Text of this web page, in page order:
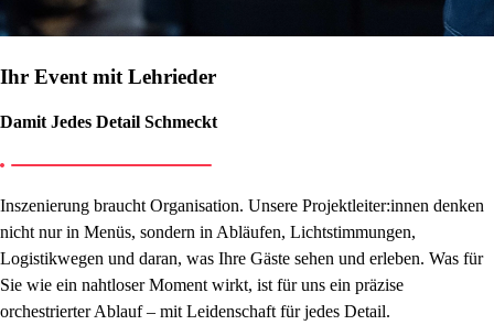
Ihr Event mit Lehrieder
Damit Jedes Detail Schmeckt
Inszenierung braucht Organisation. Unsere Projektleiter:innen denken
nicht nur in Menüs, sondern in Abläufen, Lichtstimmungen,
Logistikwegen und daran, was Ihre Gäste sehen und erleben. Was für
Sie wie ein nahtloser Moment wirkt, ist für uns ein präzise
orchestrierter Ablauf – mit Leidenschaft für jedes Detail.